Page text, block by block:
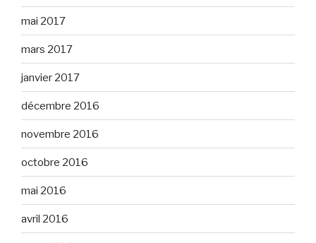
mai 2017
mars 2017
janvier 2017
décembre 2016
novembre 2016
octobre 2016
mai 2016
avril 2016